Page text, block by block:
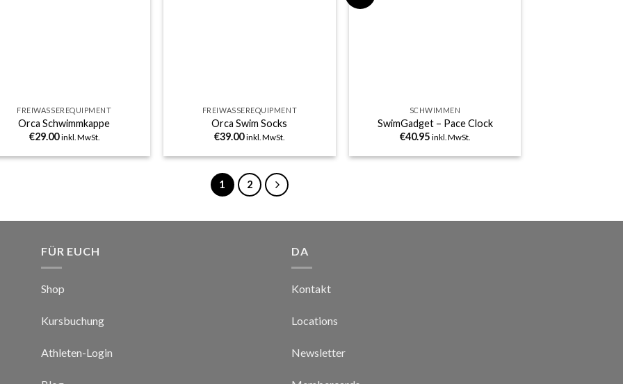
FREIWASSEREQUIPMENT
Orca Schwimmkappe
€29.00 inkl. MwSt.
FREIWASSEREQUIPMENT
Orca Swim Socks
€39.00 inkl. MwSt.
SCHWIMMEN
SwimGadget – Pace Clock
€40.95 inkl. MwSt.
1 2
FÜR EUCH
Shop
Kursbuchung
Athleten-Login
DA
Kontakt
Locations
Newsletter